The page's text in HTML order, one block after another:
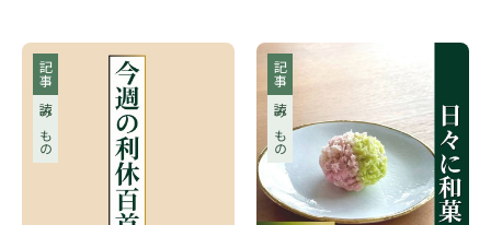
記事
読みもの
記事
読みもの